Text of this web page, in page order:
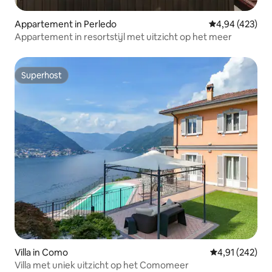
Appartement in Perledo Gemiddelde
4,94 (423)
Appartement in resortstijl met uitzicht op het meer
Superhost
Superhost
Villa in Como Gemiddelde
4,91 (242)
Villa met uniek uitzicht op het Comomeer